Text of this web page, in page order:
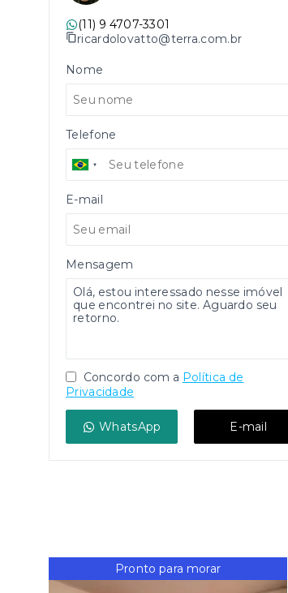
(11) 9 4707-3301
ricardolovatto@terra.com.br
Nome
Telefone
E-mail
Mensagem
Concordo com a Política de
Privacidade
WhatsApp E-mail
Pronto para morar